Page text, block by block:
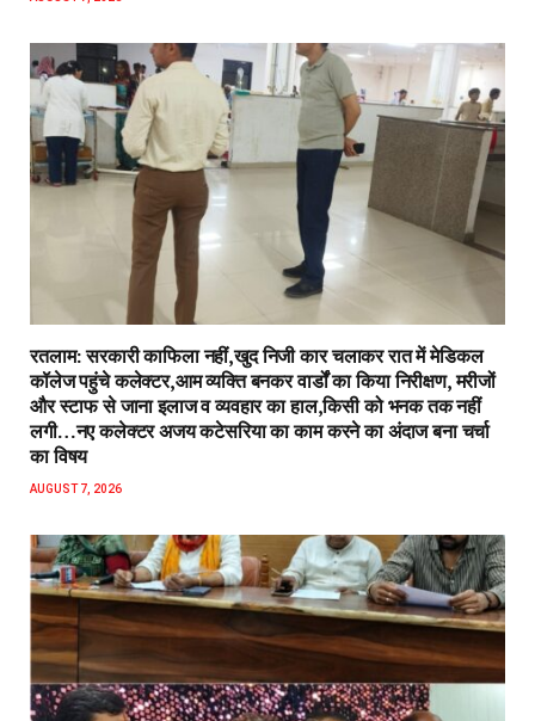
रतलाम: सरकारी काफिला नहीं,खुद निजी कार चलाकर रात में मेडिकल
कॉलेज पहुंचे कलेक्टर,आम व्यक्ति बनकर वार्डों का किया निरीक्षण, मरीजों
और स्टाफ से जाना इलाज व व्यवहार का हाल,किसी को भनक तक नहीं
लगी…नए कलेक्टर अजय कटेसरिया का काम करने का अंदाज बना चर्चा
का विषय
AUGUST 7, 2026